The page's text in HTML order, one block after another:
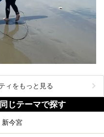
ィをもっと見る
じテーマで探す
新今宮